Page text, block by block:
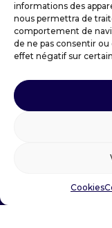
informations des
nous permettra de
comportement de
de ne pas consentir
effet négatif sur
Cookies
VILLE DE
Place
04 73 39 30
Suivez